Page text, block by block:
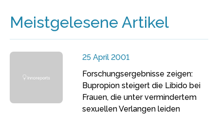
Meistgelesene Artikel
25 April 2001
Forschungsergebnisse zeigen:
Bupropion steigert die Libido bei
Frauen, die unter vermindertem
sexuellen Verlangen leiden